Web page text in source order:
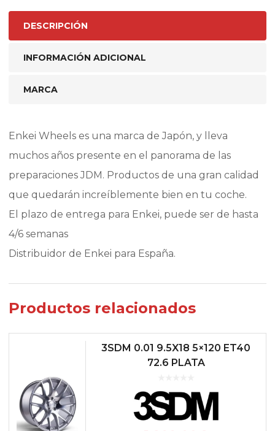
DESCRIPCIÓN
INFORMACIÓN ADICIONAL
MARCA
Enkei Wheels es una marca de Japón, y lleva
muchos años presente en el panorama de las
preparaciones JDM. Productos de una gran calidad
que quedarán increíblemente bien en tu coche.
El plazo de entrega para Enkei, puede ser de hasta
4/6 semanas
Distribuidor de Enkei para España.
Productos relacionados
3SDM 0.01 9.5X18 5×120 ET40
72.6 PLATA